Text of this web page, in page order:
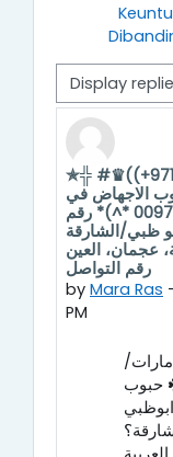
Display mode
*^)* رقم
+971558893601... حبوب الاجهاض في
ابوظبي +/00971558893601 *^)* رقم
ظبي/الشارقة
عجمان، العين
رقم التواصل
by Mara Ras
PM
Number of
00971558893601☘️ حبوب